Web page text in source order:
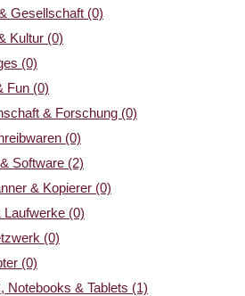
Gesellschaft (0)
Kultur (0)
(0)
Fun (0)
& Forschung (0)
(0)
Software (2)
& Kopierer (0)
Laufwerke (0)
(0)
(0)
Notebooks & Tablets (1)